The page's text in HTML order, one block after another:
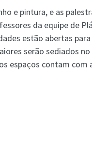
e pintura, e as
da equipe de
estão abertas
serão sediados
espaços contam